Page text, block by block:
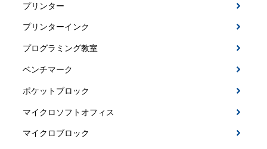
プリンター
プリンターインク
プログラミング教室
ベンチマーク
ポケットブロック
マイクロソフトオフィス
マイクロブロック